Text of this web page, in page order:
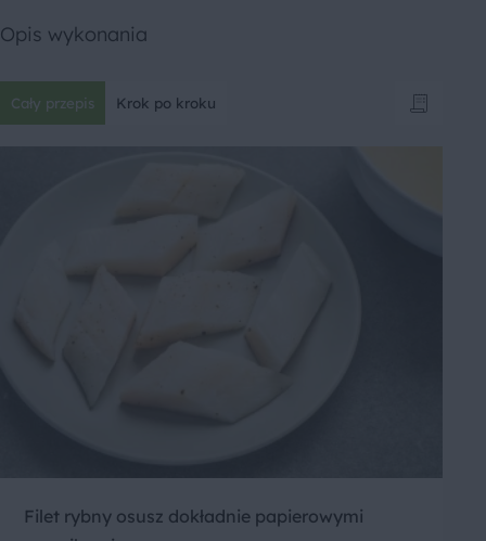
Opis wykonania
Cały przepis Krok po kroku
Filet rybny osusz dokładnie papierowymi